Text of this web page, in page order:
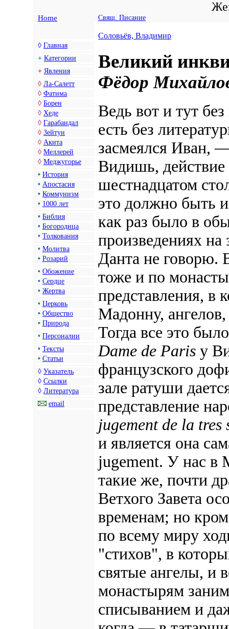
Home Свящ. Писание
◊ Главная
+ Категории
+ Явления
◊ Ла-Салетт
◊ Фатима
◊ Борен
◊ Хеде
◊ Гарабандал
◊ Зейтун
◊ Акита
◊ Меллерей
◊ Меджугорье
• История
• Апостасия
• Коммунизм
• 1000 лет
• Библия
• Богородица
• Толкования
• Молитва
• Розарий
• Обожение
• Сердце
• Жертва
• Церковь
• Общество
• Природа
• Персоналии
• Тексты
• Статьи
◊ Указатель
◊ Ссылки
◊ Литература
email
Соловьёв, Владимир
Великий
Фёдор
Ведь вот и тут
есть без
засмеялся Иван,
Видишь, действие
шестнадцатом
это должно быть
как раз было в
произведениях
Данта не говорю.
тоже и по
представления, в
Мадонну,
Тогда все это
Dame de Paris у
французского
зале ратуши
представление
jugement de la
и является она
jugement. У нас в
такие же, почти
Ветхого Завета
временам; но
по всему миру
"стихов", в
святые ангелы, и
монастырям
списыванием и